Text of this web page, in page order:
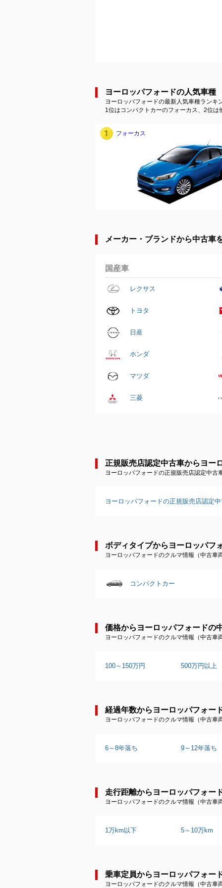
ヨーロッパフォードの人気車種
ヨーロッパフォードの最新人気車種ランキ
1位はコンパクトカーのフォーカス、2位
フォーカス
メーカー・ブランドから中古車
国産車
レクサス
トヨタ
日産
ホンダ
マツダ
三菱
正規販売店認定中古車からヨー
ヨーロッパフォードの正規販売店認定中古
ヨーロッパフォードの正規販売店認定
ボディタイプからヨーロッパフ
ヨーロッパフォードのクルマ情報（中古
コンパクトカー
価格からヨーロッパフォードの
ヨーロッパフォードのクルマ情報（中古車
100～150万円 500万円以上
経過年数からヨーロッパフォー
ヨーロッパフォードのクルマ情報（中古
6～8年落ち 9～12年落ち
走行距離からヨーロッパフォー
ヨーロッパフォードのクルマ情報（中古
1万km以下 5～10万km
乗車定員からヨーロッパフォー
ヨーロッパフォードのクルマ情報（中古